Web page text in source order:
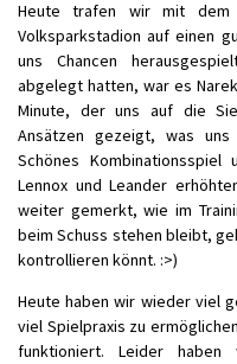
Heute trafen wir mit dem
Volksparkstadion auf einen
uns Chancen
abgelegt hatten, war es
Minute, der uns auf die
Ansätzen gezeigt, was
Schönes
Lennox und Leander
weiter gemerkt, wie im
beim Schuss stehen bleibt,
kontrollieren könnt. :>)
Heute haben wir wieder viel
viel Spielpraxis zu
funktioniert. Leider